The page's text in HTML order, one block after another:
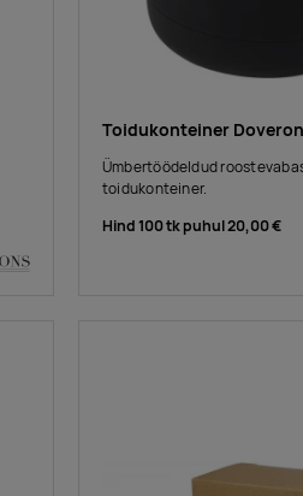
Toidukonteiner
Ümbertöödeldud
toidukonteiner.
Hind 100 tk puhul20,00 €